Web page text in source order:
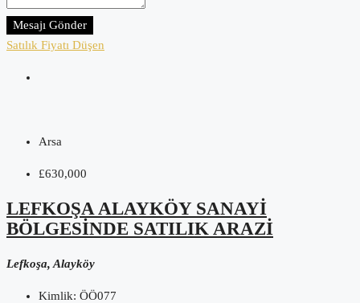
Mesajı Gönder
Satılık Fiyatı Düşen
Arsa
£630,000
LEFKOŞA ALAYKÖY SANAYI
BÖLGESINDE SATILIK ARAZI
Lefkoşa, Alayköy
Kimlik: ÖÖ077